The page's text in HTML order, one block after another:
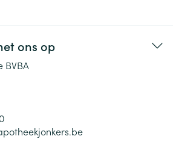
ons op
BVBA